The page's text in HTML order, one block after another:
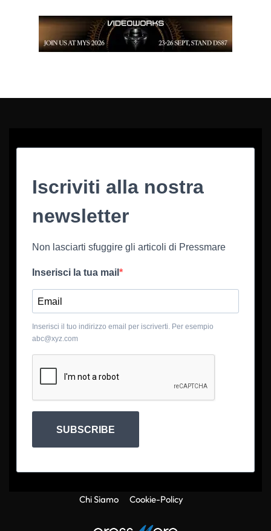
Iscriviti alla nostra
newsletter
Non lasciarti sfuggire gli articoli di Pressmare
Inserisci la tua mail
Inserisci il tuo indirizzo email per iscriverti. Per esempio
abc@xyz.com
SUBSCRIBE
Chi Siamo Cookie-Policy